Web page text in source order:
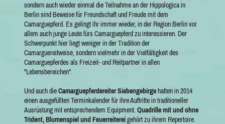
sondern auch wieder einmal die Teilnahme an der Hippologica in
Berlin sind Beweise für Freundschaft und Freude mit dem
Camarguepferd. Es gelingt ihr immer wieder, in der Region Berlin vor
allem auch junge Leute fürs Camarguepferd zu interessieren. Der
Schwerpunkt hier liegt weniger in der Tradition der
Camarguereitweise, sondern vielmehr in der Vielfältigkeit des
Camarguepferdes als Freizeit- und Reitpartner in allen
"Lebensbereichen".
Und auch dieCamarguepferdereiter Siebengebirge hatten in 2014
einen ausgefüllten Terminkalender für ihre Auftritte in traditioneller
Ausrüstung mit entsprechendem Equipment. Quadrille mit und ohne
Trident, Blumenspiel und Feuerreitereigehört zu ihrem Repertoire.